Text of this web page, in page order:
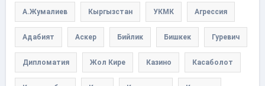
А.Жумалиев Кыргызстан УКМК Агрессия
Адабият Аскер Бийлик Бишкек Гуревич
Дипломатия Жол Кире Казино Касаболот